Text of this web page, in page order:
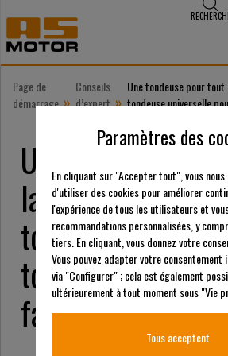
Page de
démarrage »
Conseils
d’expert »
Une tondeuse pour
tondeuse universelle
Une tondeuse
la recherche de la
tondeuse
tous les travaux
fauchage
Paramètres des
En cliquant sur "Accepter tout", vous
d'utiliser des cookies pour améliorer
l'expérience de tous les utilisateurs et
recommandations personnalisées, y
tiers. En cliquant, vous donnez votre
Vous pouvez adapter votre consentement
via "Configurer" ; cela est également
ultérieurement à tout moment sous "Vie
Tous acceptent